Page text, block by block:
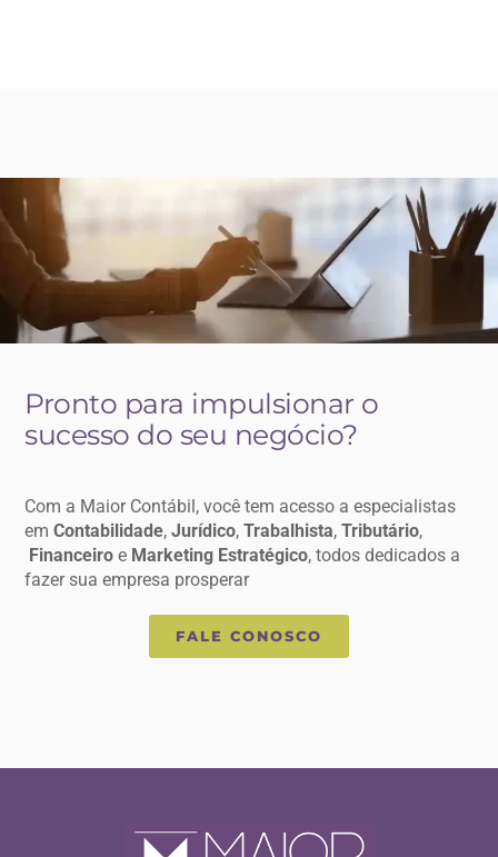
Pronto para impulsionar o
sucesso do seu negócio?
Com a Maior Contábil, você tem acesso a especialistas
emContabilidade,Jurídico,Trabalhista,Tributário,
Financeiro e Marketing Estratégico, todos dedicados a
fazer sua empresa prosperar
FALE CONOSCO